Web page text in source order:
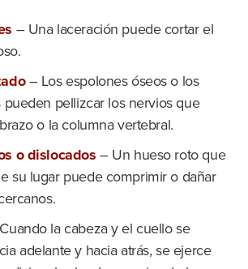
– Una laceración puede cortar el
– Los espolones óseos o los
pueden pellizcar los nervios que
o la columna vertebral.
o dislocados– Un hueso roto que
su lugar puede comprimir o dañar
la cabeza y el cuello se
adelante y hacia atrás, se ejerce